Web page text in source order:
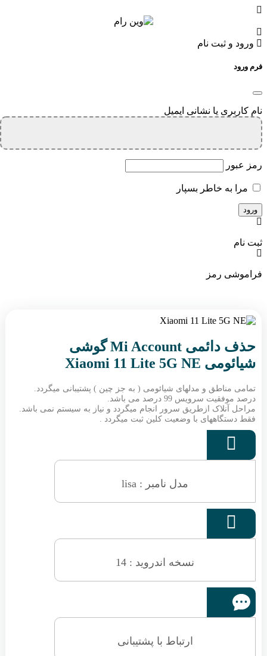
ورود و ثبت نام
فرم ورود
نام کاربری یا نشانی ایمیل
رمز عبور
مرا به خاطر بسپار
ثبت نام
فراموشی رمز
حذف دائمی Mi Account گوشی
شیائومی Xiaomi 11 Lite 5G NE
تمامی مناطق و مدلهای شیائومی ( به جز چین ) پشتیبانی میگردد.
درصد موفقیت سرویس 99 درصد می باشد.
مراحل آنلاک ازطریق سرور انجام میگردد و نیاز به سیستم نمی باشد.
فقط دستگاههای با وضعیت کلین ثبت میگردد .

مدل نامبر : lisa

نسخه اندروید : 14
ارتباط با پشتیبانی